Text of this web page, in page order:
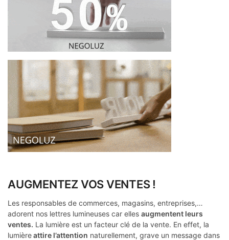
AUGMENTEZ VOS VENTES !
Les responsables de commerces, magasins, entreprises,…
adorent nos lettres lumineuses car elles augmentent leurs
ventes. La lumière est un facteur clé de la vente. En effet, la
lumièreattire l’attention naturellement, grave un message dans